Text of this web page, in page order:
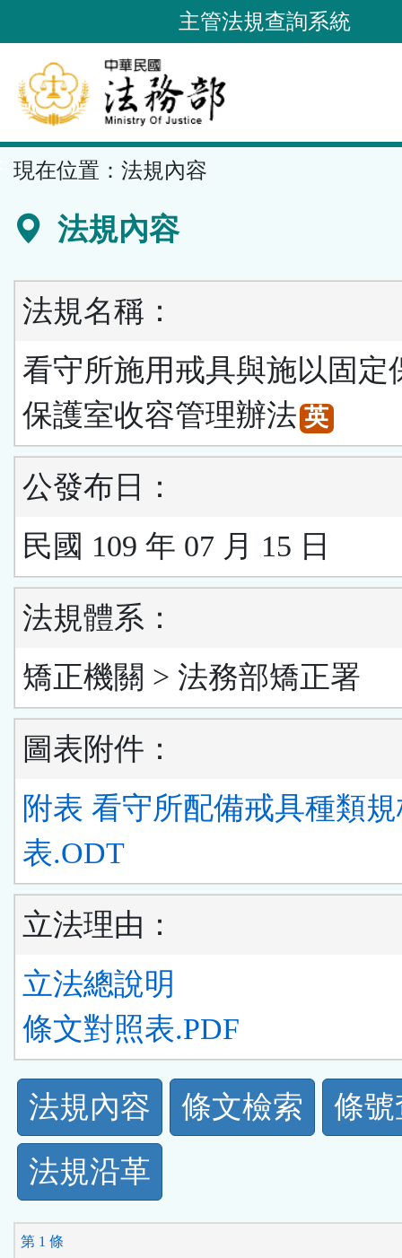
到
要
內
容
區
主管法規查詢系統
現在位置： 法規內容
法規內容
法規名稱：
看守所施用戒具與施以固定
保護室收容管理辦法 英
公發布日：
民國 109 年 07 月 15 日
法規體系：
矯正機關 > 法務部矯正署
圖表附件：
附表 看守所配備戒具種類
表.ODT
立法理由：
立法總說明
條文對照表.PDF
法
規
功
能
法規內容 條文檢索
條
法規沿革
第 1 條